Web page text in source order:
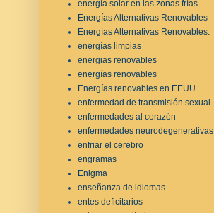
energía solar en las zonas frías
Energías Alternativas Renovables
Energías Alternativas Renovables.
energías limpias
energias renovables
energías renovables
Energías renovables en EEUU
enfermedad de transmisión sexual
enfermedades al corazón
enfermedades neurodegenerativas
enfriar el cerebro
engramas
Enigma
enseñanza de idiomas
entes deficitarios